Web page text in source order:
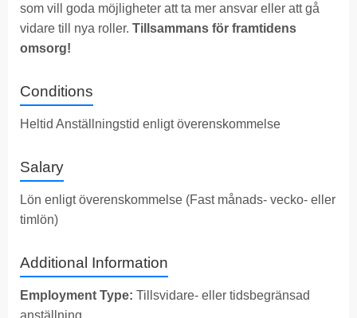
som vill goda möjligheter att ta mer ansvar eller att gå
vidare till nya roller. Tillsammans för framtidens
omsorg!
Conditions
Heltid Anställningstid enligt överenskommelse
Salary
Lön enligt överenskommelse (Fast månads- vecko- eller
timlön)
Additional Information
Employment Type: Tillsvidare- eller tidsbegränsad
anställning